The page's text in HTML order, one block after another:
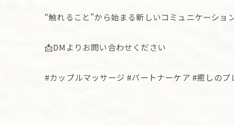
“触れること”から始まる新しいコミュニケーショ
📩DMよりお問い合わせください
#カップルマッサージ #パートナーケア #癒しの